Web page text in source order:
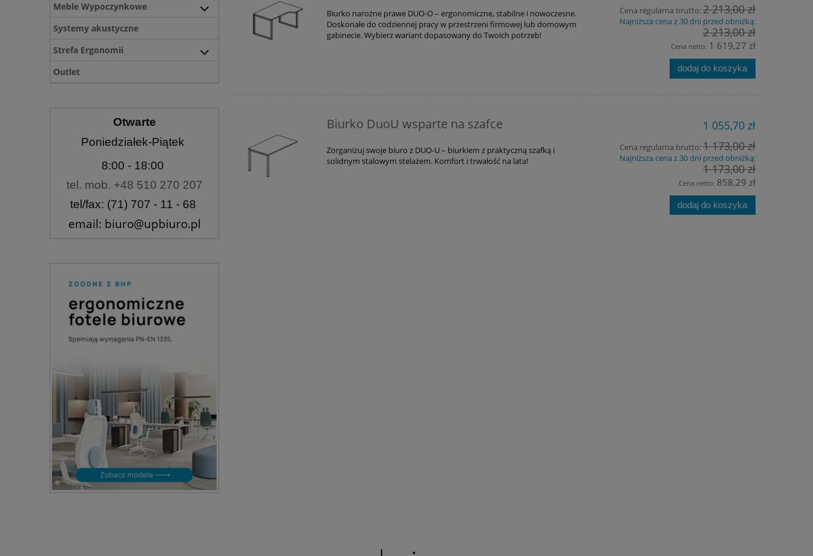
Meble Wypoczynkowe
Systemy akustyczne
Strefa Ergonomii
Outlet
Otwarte
Poniedziałek-Piątek
8:00 - 18:00
tel. mob. +48 510 270 207
tel/fax: (71) 707 - 11 - 68
email: biuro@upbiuro.pl
Biurko narożne prawe DUO-O – ergonomiczne, stabilne i nowoczesne.
Doskonałe do codziennej pracy w przestrzeni firmowej lub domowym
gabinecie. Wybierz wariant dopasowany do Twoich potrzeb!
Cena regularna brutto:2 213,00 zł
Najniższa cena z 30 dni przed obniżką:
2 213,00 zł
Cena netto: 1 619,27 zł
dodaj do koszyka
Biurko DuoU wsparte na szafce
Zorganizuj swoje biuro z DUO-U – biurkiem z praktyczną szafką i
solidnym stalowym stelażem. Komfort i trwałość na lata!
1 055,70 zł
Cena regularna brutto:1 173,00 zł
Najniższa cena z 30 dni przed obniżką:
1 173,00 zł
Cena netto: 858,29 zł
dodaj do koszyka